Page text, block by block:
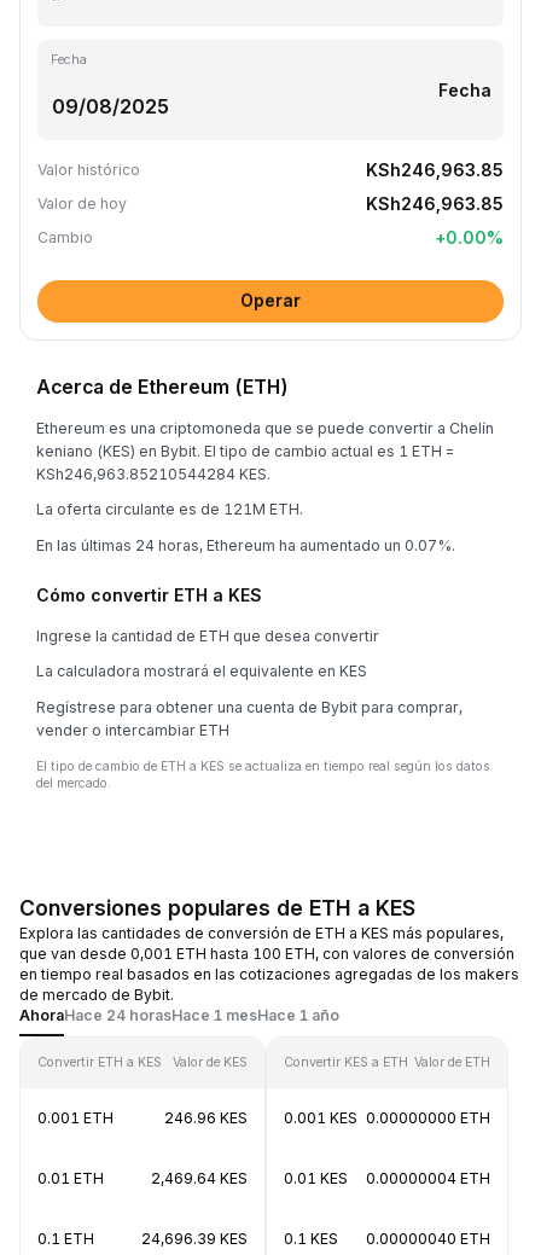
Fecha
Fecha
Valor histórico KSh246,963.85
Valor de hoy KSh246,963.85
Cambio +0.00%
Operar
Acerca de Ethereum (ETH)
Ethereum es una criptomoneda que se puede convertir a Chelín
keniano (KES) en Bybit. El tipo de cambio actual es 1 ETH =
KSh246,963.85210544284 KES.
La oferta circulante es de 121M ETH.
En las últimas 24 horas, Ethereum ha aumentado un 0.07%.
Cómo convertir ETH a KES
Ingrese la cantidad de ETH que desea convertir
La calculadora mostrará el equivalente en KES
Regístrese para obtener una cuenta de Bybit para comprar,
vender o intercambiar ETH
El tipo de cambio de ETH a KES se actualiza en tiempo real según los datos
del mercado.
Conversiones populares de ETH a KES
Explora las cantidades de conversión de ETH a KES más populares,
que van desde 0,001 ETH hasta 100 ETH, con valores de conversión
en tiempo real basados en las cotizaciones agregadas de los makers
de mercado de Bybit.
AhoraHace 24 horasHace 1 mesHace 1 año
Convertir ETH a KES Valor de KES
0.001 ETH 246.96 KES
0.01 ETH 2,469.64 KES
0.1 ETH 24,696.39 KES
Convertir KES a ETH Valor de ETH
0.001 KES 0.00000000 ETH
0.01 KES 0.00000004 ETH
0.1 KES 0.00000040 ETH